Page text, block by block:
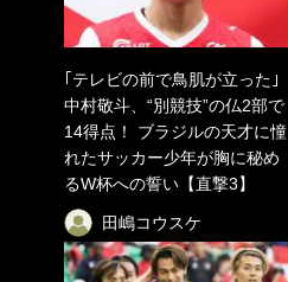
｢テレビの前で鳥肌が立った｣
中村敬斗、“別競技”の仏2部で
14得点！ ブラジルの天才に憧
れたサッカー少年が胸に秘め
るW杯への誓い【直撃3】
田嶋コウスケ